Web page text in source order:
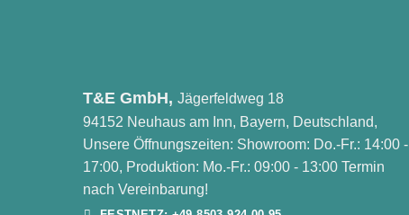
T&E GmbH, Jägerfeldweg 18
94152 Neuhaus am Inn, Bayern, Deutschland,
Unsere Öffnungszeiten: Showroom: Do.-Fr.: 14:00 -
17:00, Produktion: Mo.-Fr.: 09:00 - 13:00 Termin
nach Vereinbarung!